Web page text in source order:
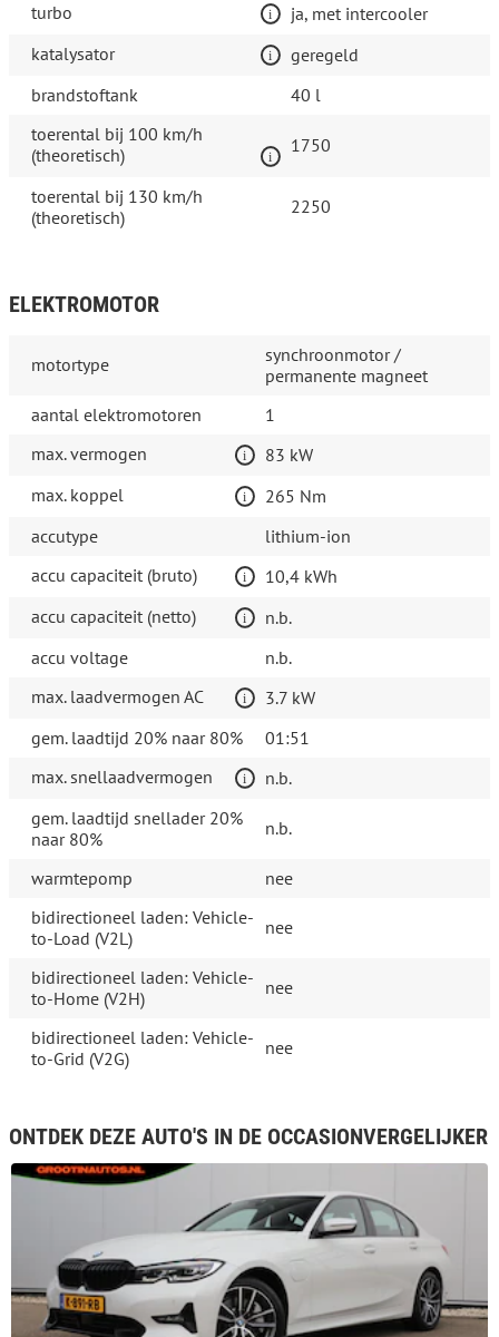
turbo
ja, met intercooler
katalysator
geregeld
brandstoftank
40 l
toerental bij 100 km/h
(theoretisch)
1750
toerental bij 130 km/h
(theoretisch)
2250
ELEKTROMOTOR
motortype
synchroonmotor /
permanente magneet
aantal elektromotoren
1
max. vermogen
83 kW
max. koppel
265 Nm
accutype
lithium-ion
accu capaciteit (bruto)
10,4 kWh
accu capaciteit (netto)
n.b.
accu voltage
n.b.
max. laadvermogen AC
3.7 kW
gem. laadtijd 20% naar 80%
01:51
max. snellaadvermogen
n.b.
gem. laadtijd snellader 20%
naar 80%
n.b.
warmtepomp
nee
bidirectioneel laden: Vehicle-
to-Load (V2L)
nee
bidirectioneel laden: Vehicle-
to-Home (V2H)
nee
bidirectioneel laden: Vehicle-
to-Grid (V2G)
nee
ONTDEK DEZE AUTO'S IN DE OCCASIONVERGELIJKER